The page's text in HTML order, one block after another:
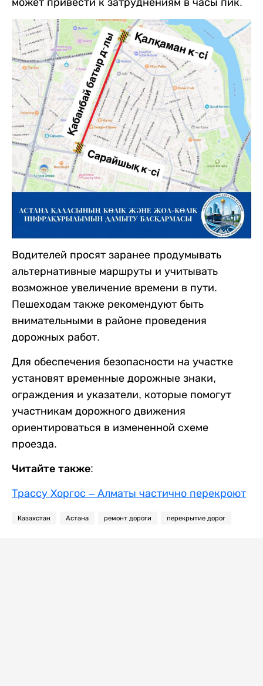
может привести к затруднениям в часы пик.
Водителей просят заранее продумывать
альтернативные маршруты и учитывать
возможное увеличение времени в пути.
Пешеходам также рекомендуют быть
внимательными в районе проведения
дорожных работ.
Для обеспечения безопасности на участке
установят временные дорожные знаки,
ограждения и указатели, которые помогут
участникам дорожного движения
ориентироваться в измененной схеме
проезда.
Читайте также:
Трассу Хоргос – Алматы частично перекроют
Казахстан Астана ремонт дороги перекрытие дорог